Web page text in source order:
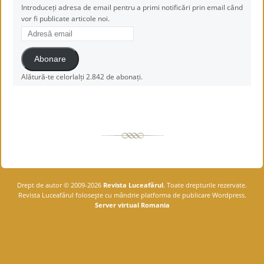
Introduceți adresa de email pentru a primi notificări prin email când
vor fi publicate articole noi.
Adresă
email
Abonare
Alătură-te celorlalți 2.842 de abonați.
Drept de autor © 2009-2026 Revista Luceafărul. Toate drepturile rezervate.
Revista Luceafărul foloseşte cu mândrie platforma de publicare Wordpress.
Server virtual Romania